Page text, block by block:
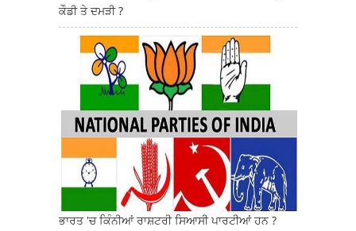
ਕੌਡੀ ਤੇ ਦਮੜੀ ?
ਭਾਰਤ 'ਚ ਕਿੰਨੀਆਂ ਰਾਸ਼ਟਰੀ ਸਿਆਸੀ ਪਾਰਟੀਆਂ ਹਨ ?